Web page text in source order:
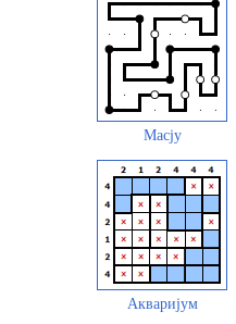
Масју
Акваријум